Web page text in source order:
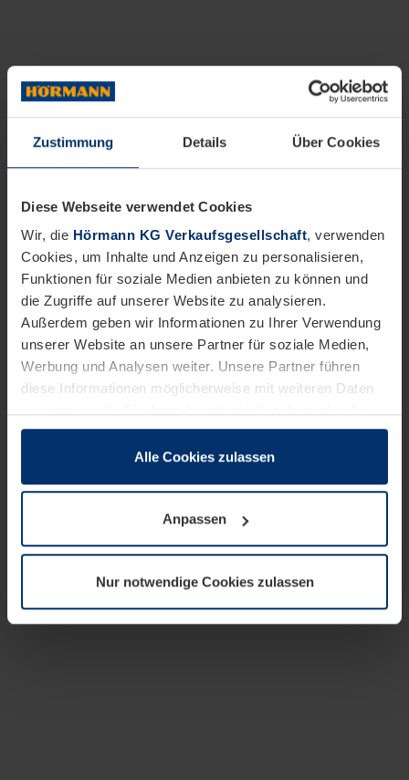
Zustimmung Details Über Cookies
Diese Webseite verwendet Cookies
Wir, die Hörmann KG Verkaufsgesellschaft, verwenden
Cookies, um Inhalte und Anzeigen zu personalisieren,
Funktionen für soziale Medien anbieten zu können und
die Zugriffe auf unserer Website zu analysieren.
Außerdem geben wir Informationen zu Ihrer Verwendung
unserer Website an unsere Partner für soziale Medien,
Werbung und Analysen weiter. Unsere Partner führen
diese Informationen möglicherweise mit weiteren Daten
sie im Rahmen Ihrer Nutzung der Dienste gesammelt
wenn diese für den Betrieb dieser Seite unbedingt
notwendig sind. Für alle anderen Cookie-Typen benötigen
wir Ihre Erlaubnis. Ihre Einwilligung können Sie jederzeit
Datenschutzerklärungunserer Website ändern oder
widerrufen.
Alle Cookies zulassen
Anpassen
Nur notwendige Cookies zulassen